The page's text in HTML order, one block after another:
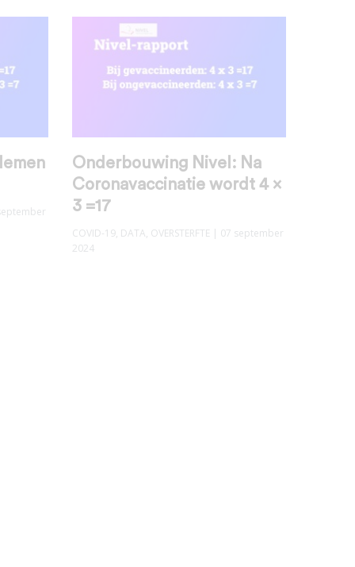
Onderbouwing Nivel: Na
Coronavaccinatie wordt 4 x
3 =17
COVID-19, DATA, OVERSTERFTE | 07 september
2024